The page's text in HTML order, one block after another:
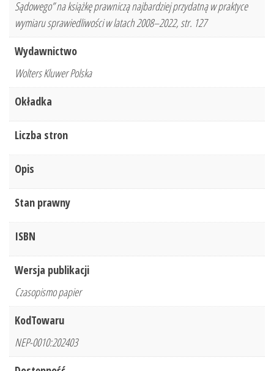
Sądowego” na książkę prawniczą najbardziej przydatną w praktyce
wymiaru sprawiedliwości w latach 2008–2022, str. 127
Wydawnictwo
Wolters Kluwer Polska
Okładka
Liczba stron
Opis
Stan prawny
ISBN
Wersja publikacji
Czasopismo papier
KodTowaru
NEP-0010:202403